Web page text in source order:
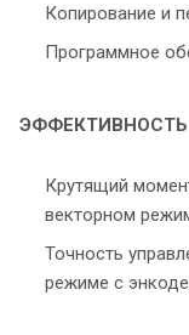
Копирование и
Программное
ЭФФЕКТИВНОСТЬ
Крутящий
векторном
Точность
режиме с